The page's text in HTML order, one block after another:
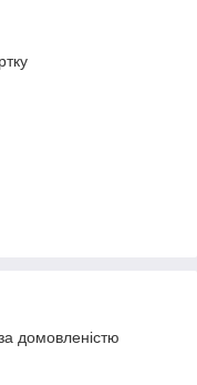
домовленістю